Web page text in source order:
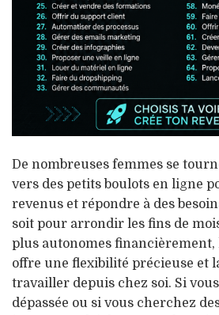
De nombreuses femmes se
vers des petits boulots en ligne
revenus et répondre à des
soit pour arrondir les fins de
plus autonomes
offre une flexibilité précieuse et
travailler depuis chez soi. Si
dépassée ou si vous cherchez